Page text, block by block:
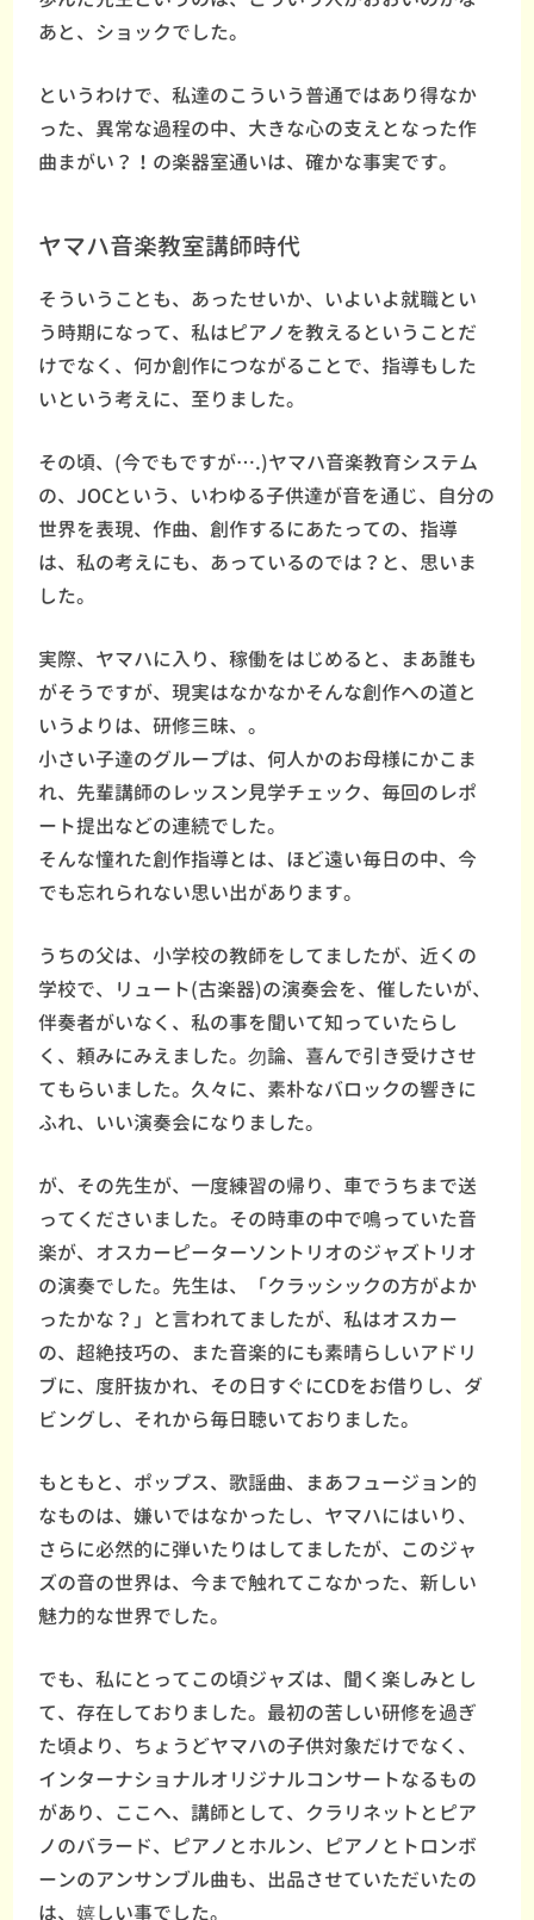
あと、ショックでした。
というわけで、私達のこういう普通ではあり得なか
った、異常な過程の中、大きな心の支えとなった作
曲まがい？！の楽器室通いは、確かな事実です。
ヤマハ音楽教室講師時代
そういうことも、あったせいか、いよいよ就職とい
う時期になって、私はピアノを教えるということだ
けでなく、何か創作につながることで、指導もした
いという考えに、至りました。
その頃、(今でもですが….)ヤマハ音楽教育システム
の、JOCという、いわゆる子供達が音を通じ、自分の
世界を表現、作曲、創作するにあたっての、指導
は、私の考えにも、あっているのでは？と、思いま
した。
実際、ヤマハに入り、稼働をはじめると、まあ誰も
がそうですが、現実はなかなかそんな創作への道と
いうよりは、研修三昧、。
小さい子達のグループは、何人かのお母様にかこま
れ、先輩講師のレッスン見学チェック、毎回のレポ
ート提出などの連続でした。
そんな憧れた創作指導とは、ほど遠い毎日の中、今
でも忘れられない思い出があります。
うちの父は、小学校の教師をしてましたが、近くの
学校で、リュート(古楽器)の演奏会を、催したいが、
伴奏者がいなく、私の事を聞いて知っていたらし
く、頼みにみえました。勿論、喜んで引き受けさせ
てもらいました。久々に、素朴なバロックの響きに
ふれ、いい演奏会になりました。
が、その先生が、一度練習の帰り、車でうちまで送
ってくださいました。その時車の中で鳴っていた音
楽が、オスカーピーターソントリオのジャズトリオ
の演奏でした。先生は、「クラッシックの方がよか
ったかな？」と言われてましたが、私はオスカー
の、超絶技巧の、また音楽的にも素晴らしいアドリ
ブに、度肝抜かれ、その日すぐにCDをお借りし、ダ
ビングし、それから毎日聴いておりました。
もともと、ポップス、歌謡曲、まあフュージョン的
なものは、嫌いではなかったし、ヤマハにはいり、
さらに必然的に弾いたりはしてましたが、このジャ
ズの音の世界は、今まで触れてこなかった、新しい
魅力的な世界でした。
でも、私にとってこの頃ジャズは、聞く楽しみとし
て、存在しておりました。最初の苦しい研修を過ぎ
た頃より、ちょうどヤマハの子供対象だけでなく、
インターナショナルオリジナルコンサートなるもの
があり、ここへ、講師として、クラリネットとピア
ノのバラード、ピアノとホルン、ピアノとトロンボ
ーンのアンサンブル曲も、出品させていただいたの
は、嬉しい事でした。